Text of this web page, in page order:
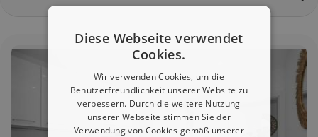
Diese Webseite verwendet
Cookies.
Wir verwenden Cookies, um die
Benutzerfreundlichkeit unserer Website zu
verbessern. Durch die weitere Nutzung
unserer Webseite stimmen Sie der
Verwendung von Cookies gemäß unserer